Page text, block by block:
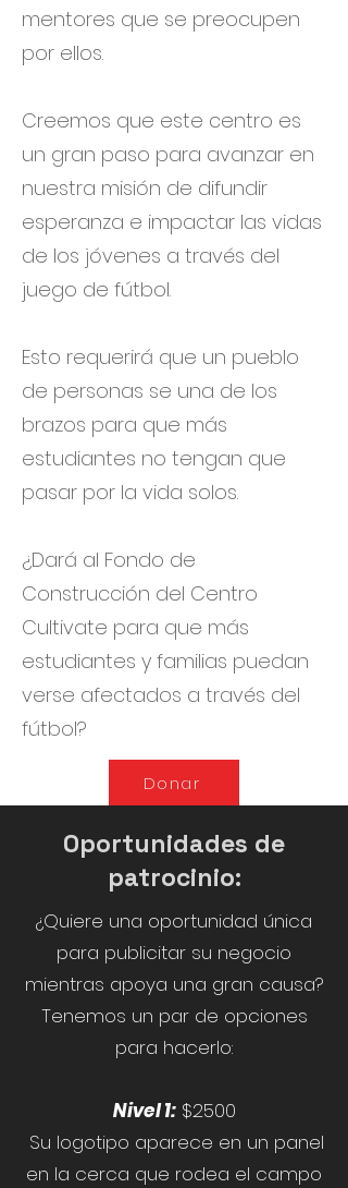
mentores que se preocupen
por ellos.
Creemos que este centro es
un gran paso para avanzar en
nuestra misión de difundir
esperanza e impactar las vidas
de los jóvenes a través del
juego de fútbol.
Esto requerirá que un pueblo
de personas se una de los
brazos para que más
estudiantes no tengan que
pasar por la vida solos.
¿Dará al Fondo de
Construcción del Centro
Cultivate para que más
estudiantes y familias puedan
verse afectados a través del
fútbol?
Donar
Oportunidades de
patrocinio:
¿Quiere una oportunidad única
para publicitar su negocio
mientras apoya una gran causa?
Tenemos un par de opciones
para hacerlo:
Nivel 1:$2500
Su logotipo aparece en un panel
en la cerca que rodea el campo